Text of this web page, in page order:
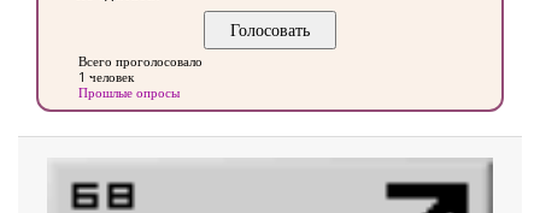
Всего проголосовало
1 человек
Прошлые опросы